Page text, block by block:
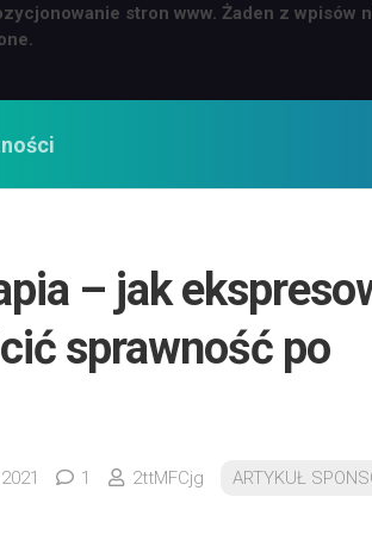
stron www. Żaden z
– jak
sprawność po
1 2ttMFCjg
ARTYKUŁ